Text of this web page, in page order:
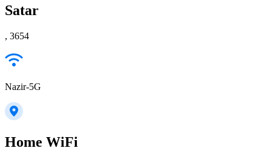
Satar
, 3654
Nazir-5G
Home WiFi